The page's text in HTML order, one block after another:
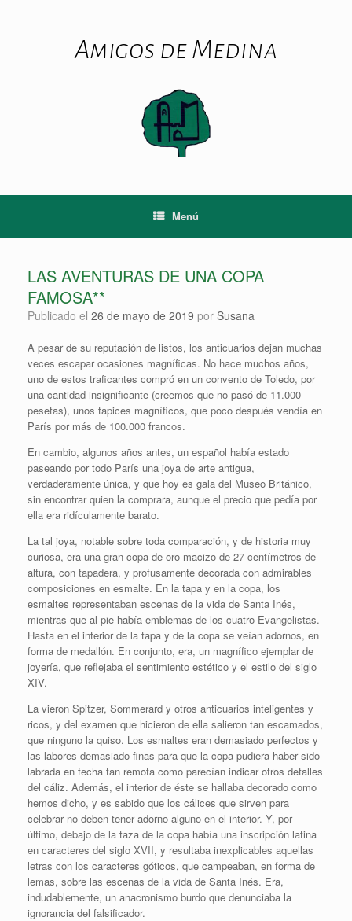
Amigos de Medina
Menú
LAS AVENTURAS DE UNA COPA
FAMOSA**
Publicado el 26 de mayo de 2019 por Susana
A pesar de su reputación de listos, los anticuarios dejan muchas
veces escapar ocasiones magníficas. No hace muchos años,
uno de estos traficantes compró en un convento de Toledo, por
una cantidad insignificante (creemos que no pasó de 11.000
pesetas), unos tapices magníficos, que poco después vendía en
París por más de 100.000 francos.
En cambio, algunos años antes, un español había estado
paseando por todo París una joya de arte antigua,
verdaderamente única, y que hoy es gala del Museo Británico,
sin encontrar quien la comprara, aunque el precio que pedía por
ella era ridículamente barato.
La tal joya, notable sobre toda comparación, y de historia muy
curiosa, era una gran copa de oro macizo de 27 centímetros de
altura, con tapadera, y profusamente decorada con admirables
composiciones en esmalte. En la tapa y en la copa, los
esmaltes representaban escenas de la vida de Santa Inés,
mientras que al pie había emblemas de los cuatro Evangelistas.
Hasta en el interior de la tapa y de la copa se veían adornos, en
forma de medallón. En conjunto, era, un magnífico ejemplar de
joyería, que reflejaba el sentimiento estético y el estilo del siglo
XIV.
La vieron Spitzer, Sommerard y otros anticuarios inteligentes y
ricos, y del examen que hicieron de ella salieron tan escamados,
que ninguno la quiso. Los esmaltes eran demasiado perfectos y
las labores demasiado finas para que la copa pudiera haber sido
labrada en fecha tan remota como parecían indicar otros detalles
del cáliz. Además, el interior de éste se hallaba decorado como
hemos dicho, y es sabido que los cálices que sirven para
celebrar no deben tener adorno alguno en el interior. Y, por
último, debajo de la taza de la copa había una inscripción latina
en caracteres del siglo XVII, y resultaba inexplicables aquellas
letras con los caracteres góticos, que campeaban, en forma de
lemas, sobre las escenas de la vida de Santa Inés. Era,
indudablemente, un anacronismo burdo que denunciaba la
ignorancia del falsificador.